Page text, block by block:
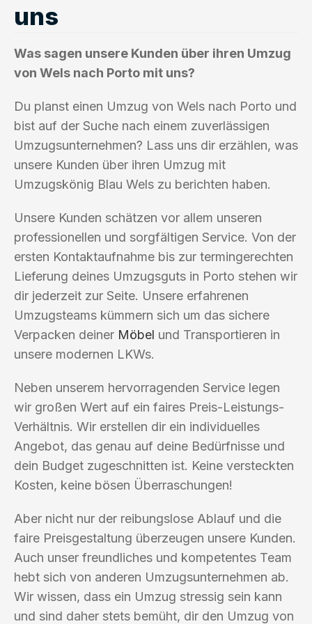
uns
Was sagen unsere Kunden über ihren Umzug
von Wels nach Porto mit uns?
Du planst einen Umzug von Wels nach Porto und
bist auf der Suche nach einem zuverlässigen
Umzugsunternehmen? Lass uns dir erzählen, was
unsere Kunden über ihren Umzug mit
Umzugskönig Blau Wels zu berichten haben.
Unsere Kunden schätzen vor allem unseren
professionellen und sorgfältigen Service. Von der
ersten Kontaktaufnahme bis zur termingerechten
Lieferung deines Umzugsguts in Porto stehen wir
dir jederzeit zur Seite. Unsere erfahrenen
Umzugsteams kümmern sich um das sichere
Verpacken deiner Möbel und Transportieren in
unsere modernen LKWs.
Neben unserem hervorragenden Service legen
wir großen Wert auf ein faires Preis-Leistungs-
Verhältnis. Wir erstellen dir ein individuelles
Angebot, das genau auf deine Bedürfnisse und
dein Budget zugeschnitten ist. Keine versteckten
Kosten, keine bösen Überraschungen!
Aber nicht nur der reibungslose Ablauf und die
faire Preisgestaltung überzeugen unsere Kunden.
Auch unser freundliches und kompetentes Team
hebt sich von anderen Umzugsunternehmen ab.
Wir wissen, dass ein Umzug stressig sein kann
und sind daher stets bemüht, dir den Umzug von